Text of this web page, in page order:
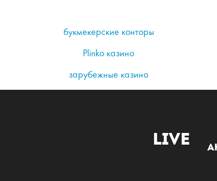
букмекерские конторы
Plinko казино
зарубежные казино
Live